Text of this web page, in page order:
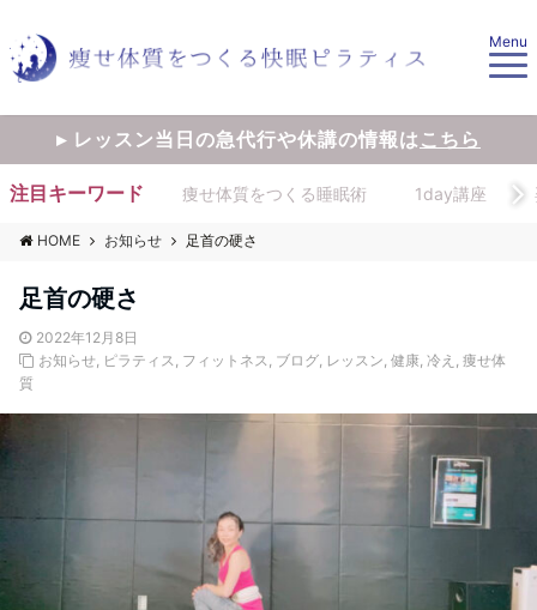
Menu
▸ レッスン当日の急代行や休講の情報はこちら
注目キーワード 痩せ体質をつくる睡眠術 1day講座
HOME お知らせ 足首の硬さ
足首の硬さ
2022年12月8日
お知らせ, ピラティス, フィットネス, ブログ, レッスン, 健康, 冷え , 痩せ体
質